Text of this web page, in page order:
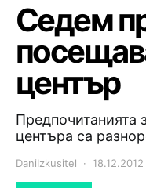
Седем
център
Предпочитанията
центъра са
DaniIzkusitel 18.12.2012